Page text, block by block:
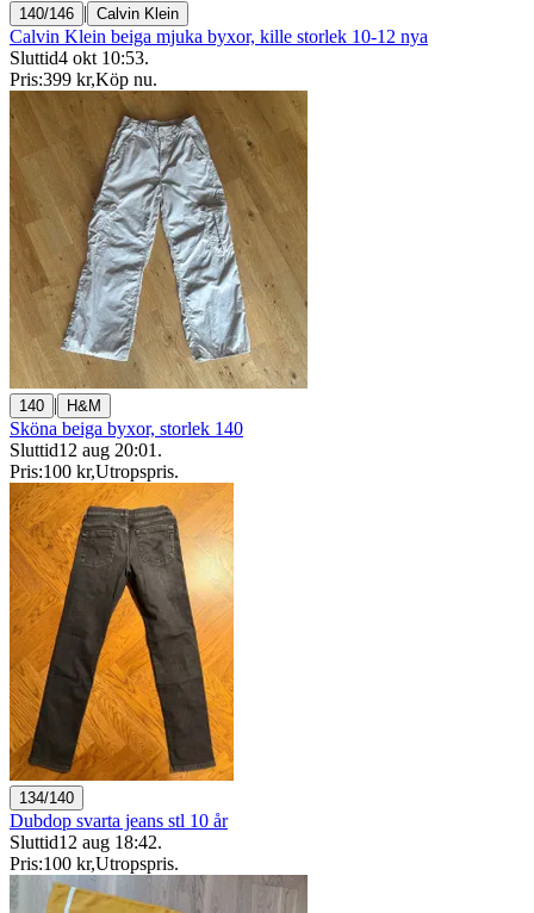
140/146 | Calvin Klein
Calvin Klein beiga mjuka byxor, kille storlek 10-12 nya
Sluttid4 okt 10:53.
Pris:399 kr,Köp nu.
140 | H&M
Sköna beiga byxor, storlek 140
Sluttid12 aug 20:01 .
Pris:100 kr,Utropspris.
134/140
Dubdop svarta jeans stl 10 år
Sluttid12 aug 18:42.
Pris:100 kr,Utropspris.